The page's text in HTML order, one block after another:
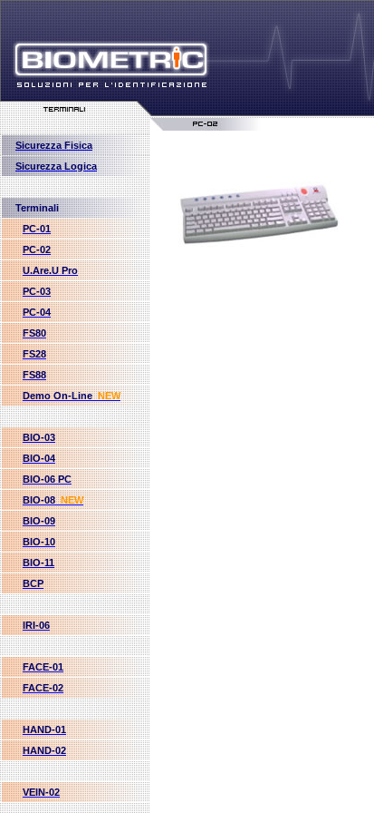
Sicurezza Fisica
Sicurezza Logica
Terminali
PC-01
PC-02
U.Are.U Pro
PC-03
PC-04
FS80
FS28
FS88
Demo On-LineNEW
BIO-03
BIO-04
BIO-06 PC
BIO-08NEW
BIO-09
BIO-10
BIO-11
BCP
IRI-06
FACE-01
FACE-02
HAND-01
HAND-02
VEIN-02